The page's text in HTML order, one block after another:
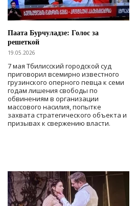
Паата Бурчуладзе: Голос за
решеткой
19.05.2026
7 мая Тбилисский городской суд
приговорил всемирно известного
грузинского оперного певца к семи
годам лишения свободы по
обвинениям в организации
массового насилия, попытке
захвата стратегического объекта и
призывах к свержению власти.